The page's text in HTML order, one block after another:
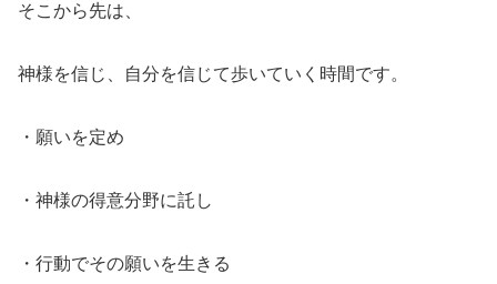
そこから先は、
神様を信じ、自分を信じて歩いていく時間です。
・願いを定め
・神様の得意分野に託し
・行動でその願いを生きる